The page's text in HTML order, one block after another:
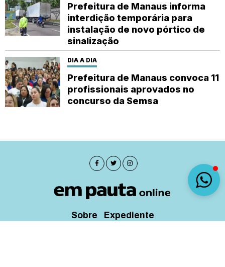
Prefeitura de Manaus informa
interdição temporária para
instalação de novo pórtico de
sinalização
DIA A DIA
Prefeitura de Manaus convoca 11
profissionais aprovados no
concurso da Semsa
Sobre Expediente